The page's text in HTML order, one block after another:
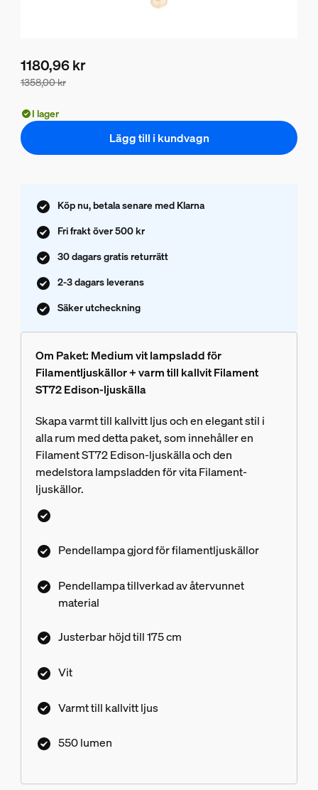
1358,00 kr
1180,96 kr
I lager
Lägg till i kundvagn
Köp nu, betala senare med Klarna
Fri frakt över 500 kr
30 dagars gratis returrätt
2-3 dagars leverans
Säker utcheckning
Om Paket: Medium vit lampsladd för
Filamentljuskällor + varm till kallvit Filament
ST72 Edison-ljuskälla
Skapa varmt till kallvitt ljus och en elegant stil i
alla rum med detta paket, som innehåller en
Filament ST72 Edison-ljuskälla och den
medelstora lampsladden för vita Filament-
ljuskällor.
Pendellampa gjord för filamentljuskällor
Pendellampa tillverkad av återvunnet
material
Justerbar höjd till 175 cm
Vit
Varmt till kallvitt ljus
550 lumen